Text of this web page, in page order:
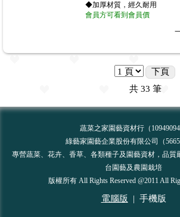
◆加厚材質，經久耐用
會員方可看到會員價
下頁
共 33 筆
蔬菜之家園藝資材行（10949094
綠藝家園藝企業股份有限公司（
專營蔬菜、花卉、香草、各類種子及園藝資材，品質
台園藝及農園栽培
版權所有 All Rights Reserved @2011 All
電腦版 | 手機版